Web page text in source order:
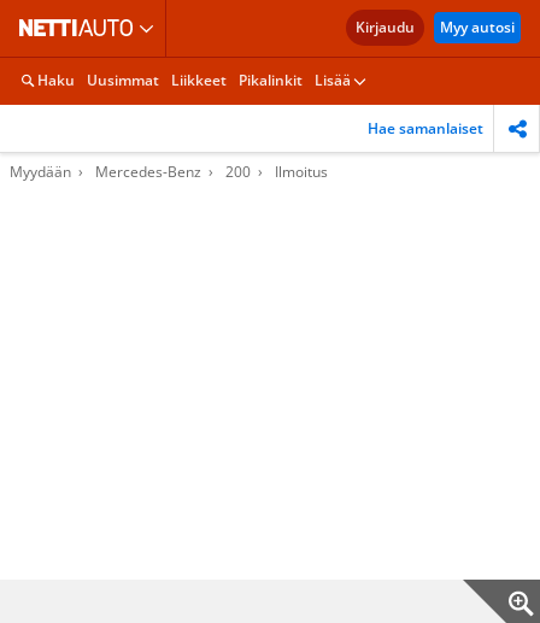
Kirjaudu Myy autosi
Haku Uusimmat Liikkeet Pikalinkit Lisää
Hae samanlaiset
Myydään Mercedes-Benz 200 Ilmoitus